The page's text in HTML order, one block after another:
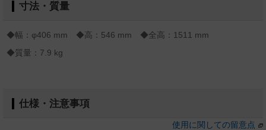
寸法・質量
◆幅：φ406 mm ◆高：546 mm ◆全高：1511 mm
◆質量：7.9 kg
仕様・注意事項
使用に関しての留意点